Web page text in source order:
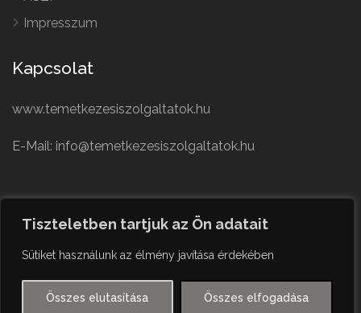
Tiszteletben tartjuk az Ön adatait
Sütiket használunk az élmény javítása érdekében
Összes elutasítása Összes elfogadása
Impresszum
Kapcsolat
www.temetkezesiszolgaltatok.hu
E-Mail: info@temetkezesiszolgaltatok.hu
English
Czech
German